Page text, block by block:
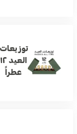
توزيعات
العيد ١٢
عطراً